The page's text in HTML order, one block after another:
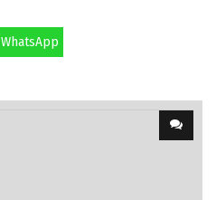
WhatsApp